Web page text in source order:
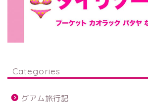
Categories
グアム旅行記